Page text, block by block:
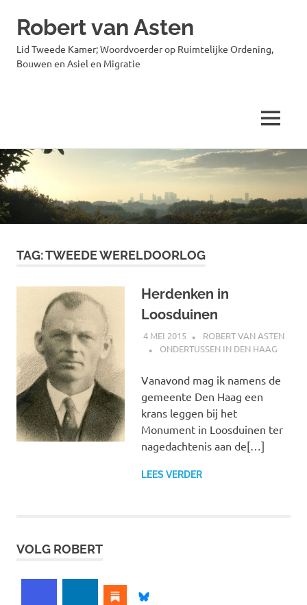
Ga
naar
de
inhoud
Robert van Asten
Lid Tweede Kamer; Woordvoerder op Ruimtelijke Ordening,
Bouwen en Asiel en Migratie
MENU
TAG:TWEEDE WERELDOORLOG
Herdenken in
Loosduinen
4 MEI 2015
ROBERT VAN ASTEN
ONDERTUSSEN IN DEN HAAG
Vanavond mag ik namens de
gemeente Den Haag een
krans leggen bij het
Monument in Loosduinen ter
nagedachtenis aan de[…]
LEES VERDER
VOLG ROBERT